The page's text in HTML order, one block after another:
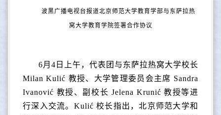
V
i
e
o
波黑广播电视台报道北京师范大学教育学部与东萨拉热
窝大学教育学院签署合作协议
6月4日上午，代表团与东萨拉热窝大学校长
Milan Kulić 教授、大学管理委员会主席 Sandra
Ivanović 教授、副校长 Jelena Krunić 教授等进
行深入交流。Kulić 校长指出，北京师范大学和